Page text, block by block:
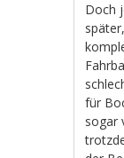
Doch
für
sogar